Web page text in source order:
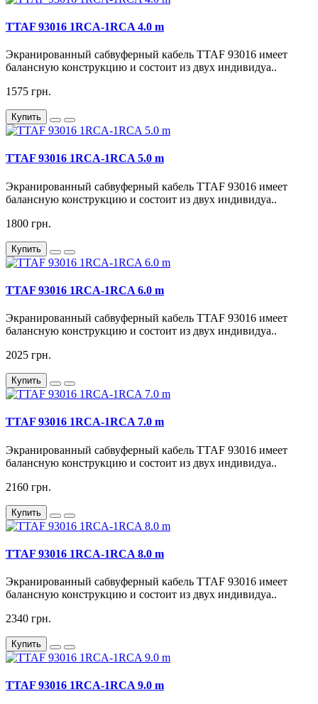
TTAF 93016 1RCA-1RCA 4.0 m
Экранированный сабвуферный кабель TTAF 93016 имеет
балансную конструкцию и состоит из двух индивидуа..
1575 грн.
Купить
TTAF 93016 1RCA-1RCA 5.0 m
Экранированный сабвуферный кабель TTAF 93016 имеет
балансную конструкцию и состоит из двух индивидуа..
1800 грн.
Купить
TTAF 93016 1RCA-1RCA 6.0 m
Экранированный сабвуферный кабель TTAF 93016 имеет
балансную конструкцию и состоит из двух индивидуа..
2025 грн.
Купить
TTAF 93016 1RCA-1RCA 7.0 m
Экранированный сабвуферный кабель TTAF 93016 имеет
балансную конструкцию и состоит из двух индивидуа..
2160 грн.
Купить
TTAF 93016 1RCA-1RCA 8.0 m
Экранированный сабвуферный кабель TTAF 93016 имеет
балансную конструкцию и состоит из двух индивидуа..
2340 грн.
Купить
TTAF 93016 1RCA-1RCA 9.0 m